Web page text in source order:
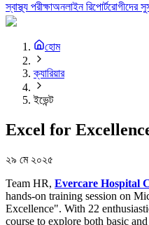
স্বাস্থ্য পরীক্ষাঅনলাইন রিপোর্টরোগীদের
হোম
ক্যারিয়ার
ইভেন্ট
Excel for
২৯ মে ২০২৫
Team HR, Evercare Hospital
hands-on training session on
Excellence". With 22
course to explore both basic